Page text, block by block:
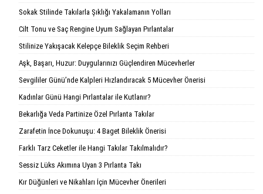
Sokak Stilinde Takılarla Şıklığı Yakalamanın Yolları
Cilt Tonu ve Saç Rengine Uyum Sağlayan Pırlantalar
Stilinize Yakışacak Kelepçe Bileklik Seçim Rehberi
Aşk, Başarı, Huzur: Duygularınızı Güçlendiren Mücevherler
Sevgililer Günü’nde Kalpleri Hızlandıracak 5 Mücevher Önerisi
Kadınlar Günü Hangi Pırlantalar ile Kutlanır?
Bekarlığa Veda Partinize Özel Pırlanta Takılar
Zarafetin İnce Dokunuşu: 4 Baget Bileklik Önerisi
Farklı Tarz Ceketler ile Hangi Takılar Takılmalıdır?
Sessiz Lüks Akımına Uyan 3 Pırlanta Takı
Kır Düğünleri ve Nikahları İçin Mücevher Önerileri